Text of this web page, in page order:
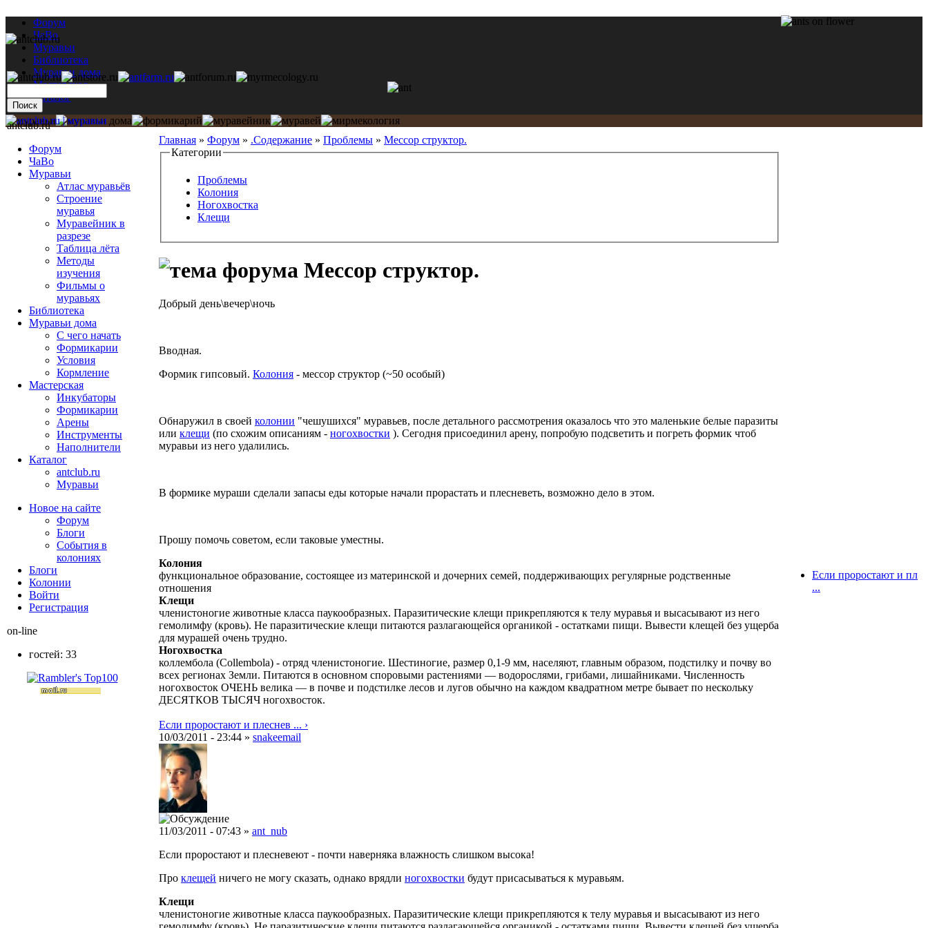
Форум
ЧаВо
Муравьи
Библиотека
Муравьи дома
Мастерская
Каталог
Главная » Форум » .Содержание » Проблемы » Мессор структор.
Категории
Проблемы
Колония
Ногохвостка
Клещи
Мессор структор.
Добрый день\вечер\ночь
Вводная.
Формик гипсовый. Колония - мессор структор (~50 особый)
Обнаружил в своей колонии "чешушихся" муравьев, после детального рассмотрения оказалось что это маленькие белые паразиты
или клещи (по схожим описаниям - ногохвостки ). Сегодня присоединил арену, попробую подсветить и погреть формик чтоб
муравьи из него удалились.
В формике мураши сделали запасы еды которые начали прорастать и плесневеть, возможно дело в этом.
Прошу помочь советом, если таковые уместны.
Колония
функциональное образование, состоящее из материнской и дочерних семей, поддерживающих регулярные родственные
отношения
Клещи
членистоногие животные класса паукообразных. Паразитические клещи прикрепляются к телу муравья и высасывают из него
гемолимфу (кровь). Не паразитические клещи питаются разлагающейся органикой - остатками пищи. Вывести клещей без ущерба
для мурашей очень трудно.
Ногохвостка
коллембола (Collembola) - отряд членистоногие. Шестиногие, размер 0,1-9 мм, населяют, главным образом, подстилку и почву во
всех регионах Земли. Питаются в основном споровыми растениями — водорослями, грибами, лишайниками. Численность
ногохвосток ОЧЕНЬ велика — в почве и подстилке лесов и лугов обычно на каждом квадратном метре бывает по нескольку
ДЕСЯТКОВ ТЫСЯЧ ногохвосток.
Если проростают и плеснев ... ›
10/03/2011 - 23:44 » snakeemail
11/03/2011 - 07:43 » ant_nub
Если проростают и плесневеют - почти наверняка влажность слишком высока!
Про клещей ничего не могу сказать, однако врядли ногохвостки будут присасываться к муравьям.
Клещи
членистоногие животные класса паукообразных. Паразитические клещи прикрепляются к телу муравья и высасывают из него
antclub.ru
Форум
ЧаВо
Муравьи
Атлас муравьёв
Строение
муравья
Муравейник в
разрезе
Таблица лёта
Методы
изучения
Фильмы о
муравьях
Библиотека
Муравьи дома
С чего начать
Формикарии
Условия
Кормление
Мастерская
Инкубаторы
Формикарии
Арены
Инструменты
Наполнители
Каталог
antclub.ru
Муравьи
Новое на сайте
Форум
Блоги
События в
колониях
Блоги
Колонии
Войти
Peгиcтpaция
on-line
гостей: 33
Если проростают и пл
...